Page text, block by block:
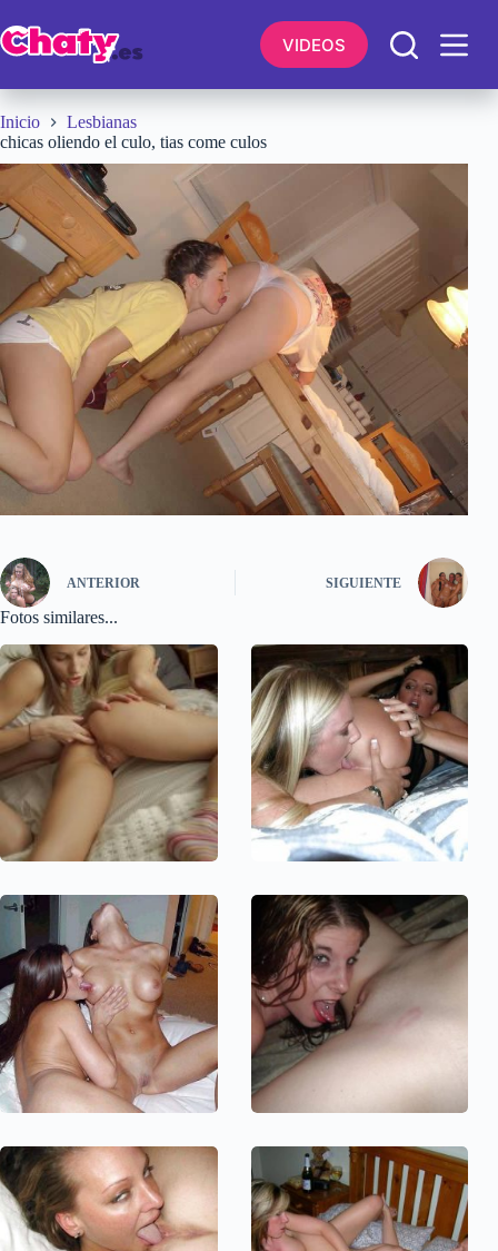
al
contenido
VIDEOS
Inicio
Lesbianas
chicas oliendo el culo, tias come culos
ANTERIOR SIGUIENTE
Fotos similares...